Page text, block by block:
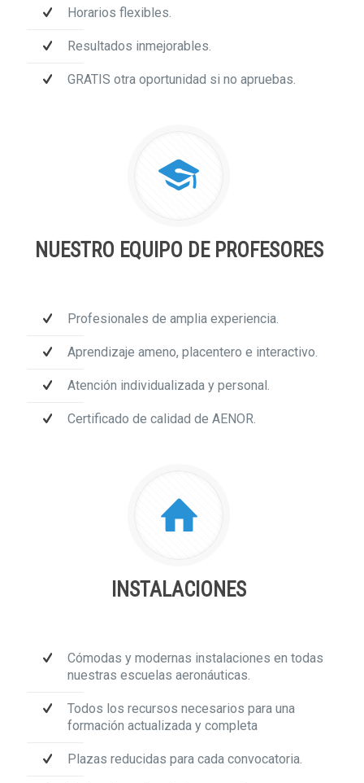
Horarios flexibles.
Resultados inmejorables.
GRATIS otra oportunidad si no apruebas.
NUESTRO EQUIPO DE PROFESORES
Profesionales de amplia experiencia.
Aprendizaje ameno, placentero e interactivo.
Atención individualizada y personal.
Certificado de calidad de AENOR.
INSTALACIONES
Cómodas y modernas instalaciones en todas
nuestras escuelas aeronáuticas.
Todos los recursos necesarios para una
formación actualizada y completa
Plazas reducidas para cada convocatoria.